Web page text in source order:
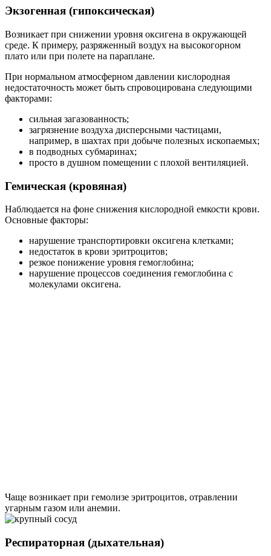
Экзогенная (гипоксическая)
Возникает при снижении уровня оксигена в окружающей
среде. К примеру, разряженный воздух на высокогорном
плато или при полете на параплане.
При нормальном атмосферном давлении кислородная
недостаточность может быть спровоцирована следующими
факторами:
сильная загазованность;
загрязнение воздуха дисперсными частицами,
например, в шахтах при добыче полезных ископаемых;
в подводных субмаринах;
просто в душном помещении с плохой вентиляцией.
Гемическая (кровяная)
Наблюдается на фоне снижения кислородной емкости крови.
Основные факторы:
нарушение транспортировки оксигена клетками;
недостаток в крови эритроцитов;
резкое понижение уровня гемоглобина;
нарушение процессов соединения гемоглобина с
молекулами оксигена.
Чаще возникает при гемолизе эритроцитов, отравлении
угарным газом или анемии.
Респираторная (дыхательная)